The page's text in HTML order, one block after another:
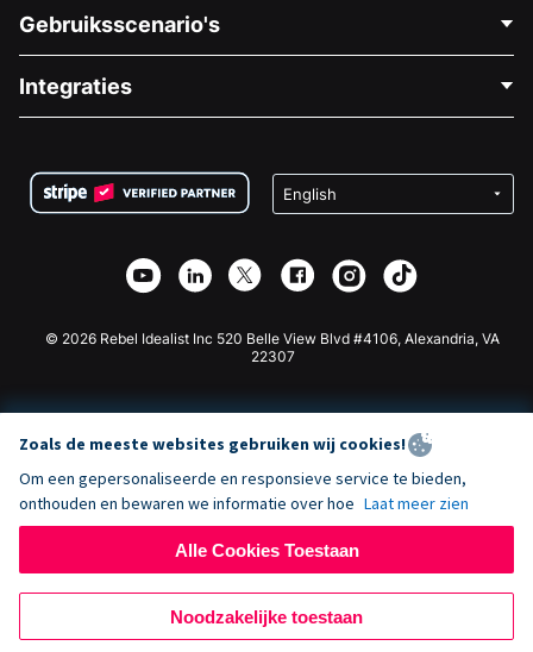
Over Ons
Vacatures
Privacy
Affiliate Partnerschap
Gebruiksscenario's
Medische Fondsenwerving
Goede Doelen Fondsenwerving
Integraties
Wix Donatie Plugin
Webflow Donatie App
Joomla Donatie
© 2026 Rebel Idealist Inc 520 Belle View Blvd #4106, Alexandria, VA
22307
Zoals de meeste websites gebruiken wij cookies!
Om een gepersonaliseerde en responsieve service te bieden,
onthouden en bewaren we informatie over hoe Laat meer zien
Alle Cookies Toestaan
Noodzakelijke toestaan